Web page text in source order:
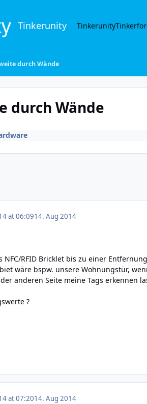
Tinkerunity Tinkerunity
durch Wände
durch Wände
at 06:0914. Aug 2014
RFID Bricklet bis zu einer
wäre bspw. unsere Wohnungstür,
anderen Seite meine Tags erkennen
?
at 07:2014. Aug 2014